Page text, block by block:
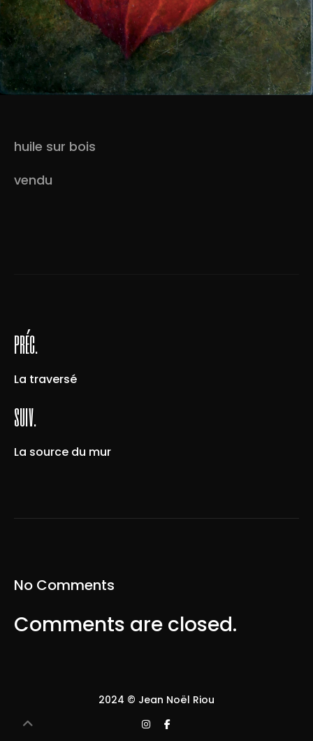
huile sur bois
vendu
préc.
La traversé
suiv.
La source du mur
No Comments
Comments are closed.
2024 © Jean Noël Riou